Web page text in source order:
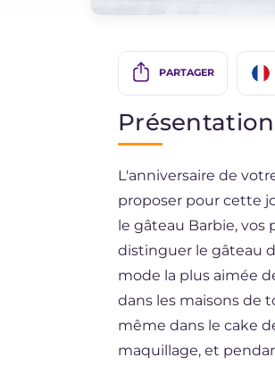
PARTAGER
Présentation
L'anniversaire de
proposer pour cette
le gâteau Barbie,
distinguer le gâteau
mode la plus aimée
dans les maisons de
même dans le cake
maquillage, et